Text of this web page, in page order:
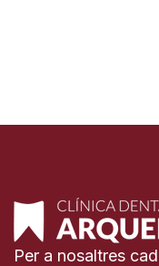
Per a nosaltres